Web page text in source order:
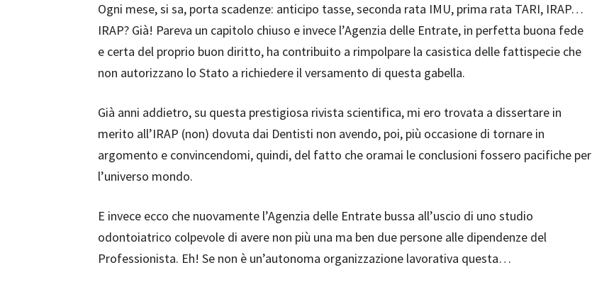
Ogni mese, si sa, porta scadenze: anticipo tasse, seconda rata IMU, prima rata TARI, IRAP…
IRAP? Già! Pareva un capitolo chiuso e invece l’Agenzia delle Entrate, in perfetta buona fede
e certa del proprio buon diritto, ha contribuito a rimpolpare la casistica delle fattispecie che
non autorizzano lo Stato a richiedere il versamento di questa gabella.
Già anni addietro, su questa prestigiosa rivista scientifica, mi ero trovata a dissertare in
merito all’IRAP (non) dovuta dai Dentisti non avendo, poi, più occasione di tornare in
argomento e convincendomi, quindi, del fatto che oramai le conclusioni fossero pacifiche per
l’universo mondo.
E invece ecco che nuovamente l’Agenzia delle Entrate bussa all’uscio di uno studio
odontoiatrico colpevole di avere non più una ma ben due persone alle dipendenze del
Professionista. Eh! Se non è un’autonoma organizzazione lavorativa questa…